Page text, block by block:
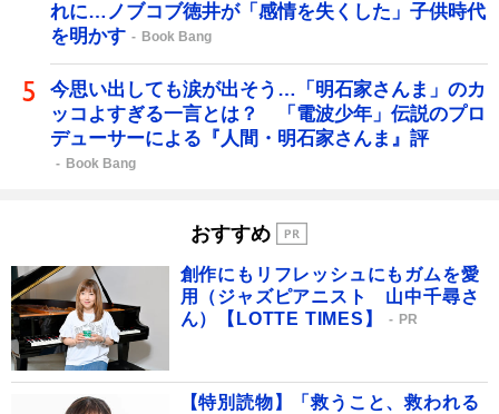
れに…ノブコブ徳井が「感情を失くした」子供時代
を明かす
Book Bang
今思い出しても涙が出そう…「明石家さんま」のカ
ッコよすぎる一言とは？ 「電波少年」伝説のプロ
デューサーによる『人間・明石家さんま』評
Book Bang
おすすめ
創作にもリフレッシュにもガムを愛
用（ジャズピアニスト 山中千尋さ
ん）【LOTTE TIMES】
PR
【特別読物】「救うこと、救われる